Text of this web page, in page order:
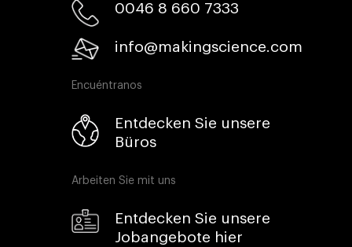
0046 8 660 7333​
info@makingscience.com
Encuéntranos
Entdecken Sie unsere
Büros
Arbeiten Sie mit uns
Entdecken Sie unsere
Jobangebote hier